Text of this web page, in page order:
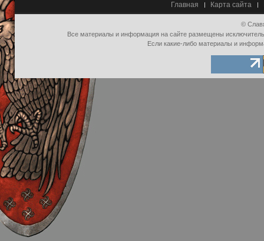
Главная Карта сайта
©
Все материалы и информация на сайте размещены
Если какие-либо материалы и